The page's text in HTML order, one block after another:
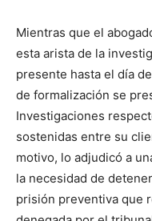
Mientras que el
esta arista de la
presente hasta el día
de formalización se
Investigaciones
sostenidas entre su
motivo, lo adjudicó a
la necesidad de
prisión preventiva que